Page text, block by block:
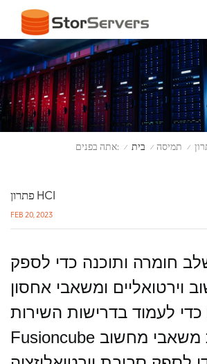
אתה בפנים: / בית / תמיסה /
פתרון HCI
FEB 20, 2023
חומרה ותוכנה כדי לספק
וירטואליים ומשאבי אחסון
כדי לעמוד בדרישות השירות.
Fusioncube משלבת משאבי מחשוב